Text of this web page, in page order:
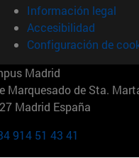
Información legal
Accesibilidad
Configuración de
Madrid
Marquesado de Sta.
Madrid España
914 51 43 41